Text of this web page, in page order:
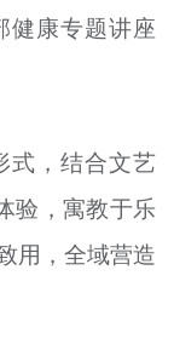
健康专题讲座
式，结合文艺
验，寓教于乐
用，全域营造